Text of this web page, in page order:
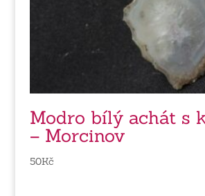
Modro bílý achát s
– Morcinov
50Kč